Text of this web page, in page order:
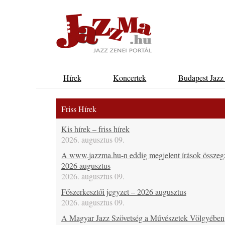
Hírek Koncertek Budapest
Friss Hírek
Kis hírek – friss hírek
2026. augusztus 09.
A www.jazzma.hu-n eddig megjelent írások
2026 augusztus
2026. augusztus 09.
Főszerkesztői jegyzet – 2026 augusztus
2026. augusztus 09.
A Magyar Jazz Szövetség a Művészetek Völgyében